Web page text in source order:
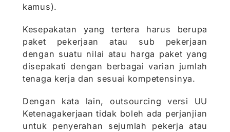
kamus).
Kesepakatan yang tertera harus berupa
paket pekerjaan atau sub pekerjaan
dengan suatu nilai atau harga paket yang
disepakati dengan berbagai varian jumlah
tenaga kerja dan sesuai kompetensinya.
Dengan kata lain, outsourcing versi UU
Ketenagakerjaan tidak boleh ada perjanjian
untuk penyerahan sejumlah pekerja atau